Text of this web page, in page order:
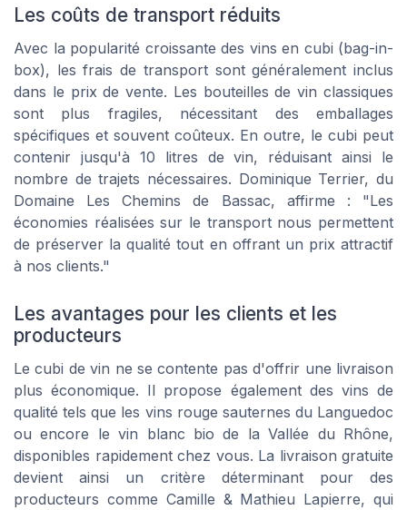
Les coûts de transport réduits
Avec la popularité croissante des vins en cubi (bag-in-
box), les frais de transport sont généralement inclus
dans le prix de vente. Les bouteilles de vin classiques
sont plus fragiles, nécessitant des emballages
spécifiques et souvent coûteux. En outre, le cubi peut
contenir jusqu'à 10 litres de vin, réduisant ainsi le
nombre de trajets nécessaires. Dominique Terrier, du
Domaine Les Chemins de Bassac, affirme : "Les
économies réalisées sur le transport nous permettent
de préserver la qualité tout en offrant un prix attractif
à nos clients."
Les avantages pour les clients et les
producteurs
Le cubi de vin ne se contente pas d'offrir une livraison
plus économique. Il propose également des vins de
qualité tels que les vins rouge sauternes du Languedoc
ou encore le vin blanc bio de la Vallée du Rhône,
disponibles rapidement chez vous. La livraison gratuite
devient ainsi un critère déterminant pour des
producteurs comme Camille & Mathieu Lapierre, qui